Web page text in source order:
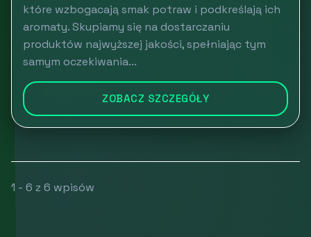
które wzbogacają smak potraw i podkreślają ich
aromaty. Skupiamy się na dostarczaniu
produktów najwyższej jakości, spełniając tym
samym oczekiwania...
ZOBACZ SZCZEGÓŁY
1 - 6 z 6 wpisów